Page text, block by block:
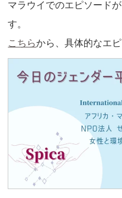
マラウイでのエピソード
す。
こちらから、具体的なエ